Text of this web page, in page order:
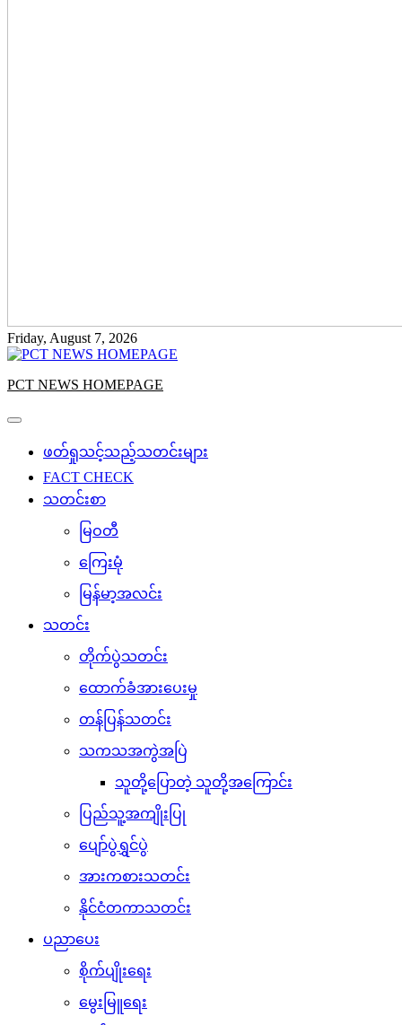
Friday, August 7, 2026
PCT NEWS HOMEPAGE
ဖတ်ရှုသင့်သည့်သတင်းများ
FACT CHECK
သတင်းစာ
မြဝတီ
ကြေးမုံ
မြန်မာ့အလင်း
သတင်း
တိုက်ပွဲသတင်း
ထောက်ခံအားပေးမှု
တန်ပြန်သတင်း
သကသအကွဲအပြဲ
သူတို့ပြောတဲ့ သူတို့အကြောင်း
ပြည်သူ့အကျိုးပြု
ပျော်ပွဲရွှင်ပွဲ
အားကစားသတင်း
နိုင်ငံတကာသတင်း
ပညာပေး
စိုက်ပျိုးရေး
မွေးမြူရေး